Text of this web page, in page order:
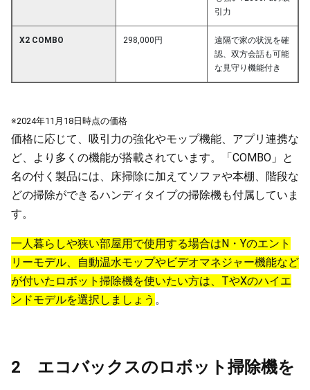
引力
X2 COMBO 298,000円
遠隔で家の状況を確
認、双方会話も可能
な見守り機能付き
※2024年11月18日時点の価格
価格に応じて、吸引力の強化やモップ機能、アプリ連携な
ど、より多くの機能が搭載されています。「COMBO」と
名の付く製品には、床掃除に加えてソファや本棚、階段な
どの掃除ができるハンディタイプの掃除機も付属していま
す。
一人暮らしや狭い部屋用で使用する場合はN・Yのエント
リーモデル、自動温水モップやビデオマネジャー機能など
が付いたロボット掃除機を使いたい方は、TやXのハイエ
ンドモデルを選択しましょう 。
2 エコバックスのロボット掃除機を